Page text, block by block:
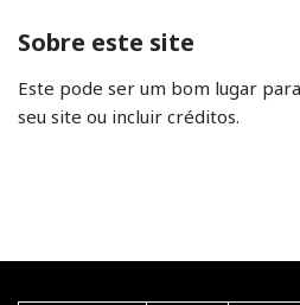
Sobre este site
Este pode ser um bom lugar
seu site ou incluir créditos.